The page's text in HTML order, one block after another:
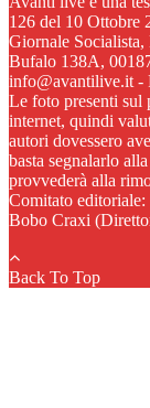
126 del 10 Ottobre
Giornale Socialista,
Bufalo 138A,
info@avantilive.it -
Le foto presenti sul
internet, quindi
autori dovessero
basta segnalarlo
provvederà alla
Comitato
Bobo Craxi
Back To Top